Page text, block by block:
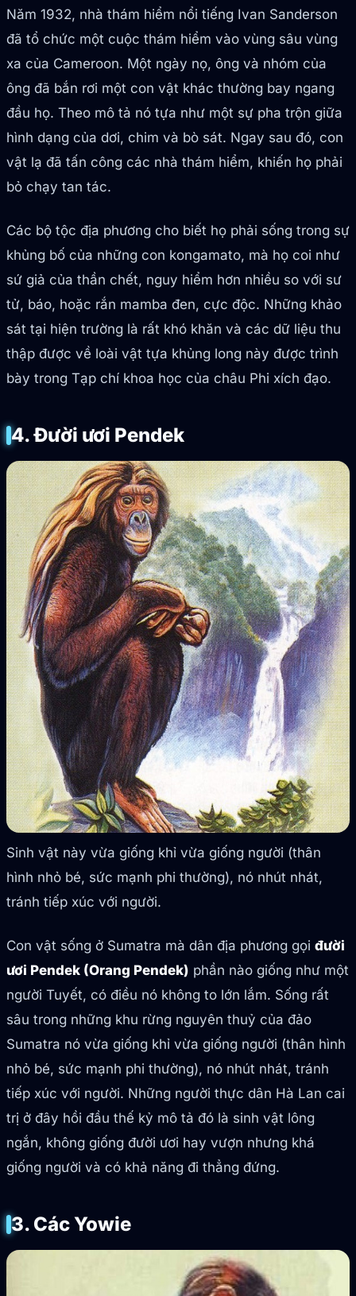
Năm 1932, nhà thám hiểm nổi tiếng Ivan Sanderson
đã tổ chức một cuộc thám hiểm vào vùng sâu vùng
xa của Cameroon. Một ngày nọ, ông và nhóm của
ông đã bắn rơi một con vật khác thường bay ngang
đầu họ. Theo mô tả nó tựa như một sự pha trộn giữa
hình dạng của dơi, chim và bò sát. Ngay sau đó, con
vật lạ đã tấn công các nhà thám hiểm, khiến họ phải
bỏ chạy tan tác.
Các bộ tộc địa phương cho biết họ phải sống trong sự
khủng bố của những con kongamato, mà họ coi như
sứ giả của thần chết, nguy hiểm hơn nhiều so với sư
tử, báo, hoặc rắn mamba đen, cực độc. Những khảo
sát tại hiện trường là rất khó khăn và các dữ liệu thu
thập được về loài vật tựa khủng long này được trình
bày trong Tạp chí khoa học của châu Phi xích đạo.
4. Đười ươi Pendek
Sinh vật này vừa giống khỉ vừa giống người (thân
hình nhỏ bé, sức mạnh phi thường), nó nhút nhát,
tránh tiếp xúc với người.
Con vật sống ở Sumatra mà dân địa phương gọi đười
ươi Pendek (Orang Pendek) phần nào giống như một
người Tuyết, có điều nó không to lớn lắm. Sống rất
sâu trong những khu rừng nguyên thuỷ của đảo
Sumatra nó vừa giống khỉ vừa giống người (thân hình
nhỏ bé, sức mạnh phi thường), nó nhút nhát, tránh
tiếp xúc với người. Những người thực dân Hà Lan cai
trị ở đây hồi đầu thế kỷ mô tả đó là sinh vật lông
ngắn, không giống đười ươi hay vượn nhưng khá
giống người và có khả năng đi thẳng đứng.
3. Các Yowie